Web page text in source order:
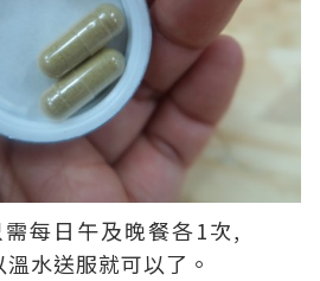
每日午及晚餐各1次,
水送服就可以了。